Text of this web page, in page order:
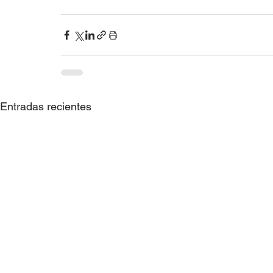
Entradas recientes